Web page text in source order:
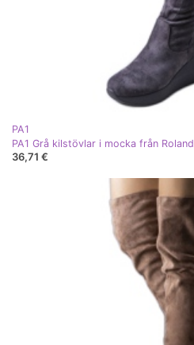
PA1
PA1 Grå kilstövlar i mocka från Roland
36,71 €